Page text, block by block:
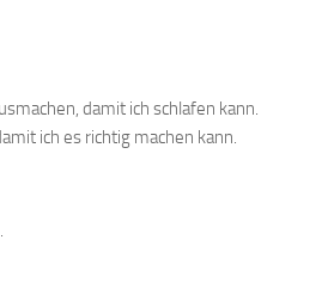
damit ich schlafen kann.
ich es richtig machen kann.